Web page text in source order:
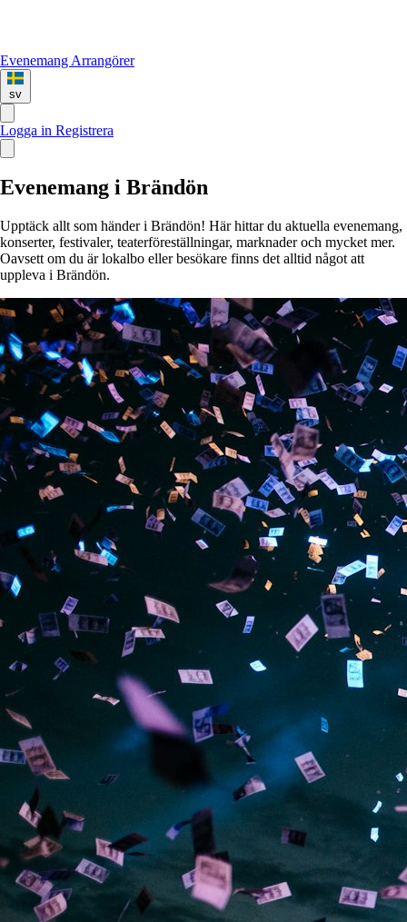
Evenemang Arrangörer
sv
Logga in Registrera
Evenemang i Brändön
Upptäck allt som händer i Brändön! Här hittar du aktuella evenemang,
konserter, festivaler, teaterföreställningar, marknader och mycket mer.
Oavsett om du är lokalbo eller besökare finns det alltid något att
uppleva i Brändön.